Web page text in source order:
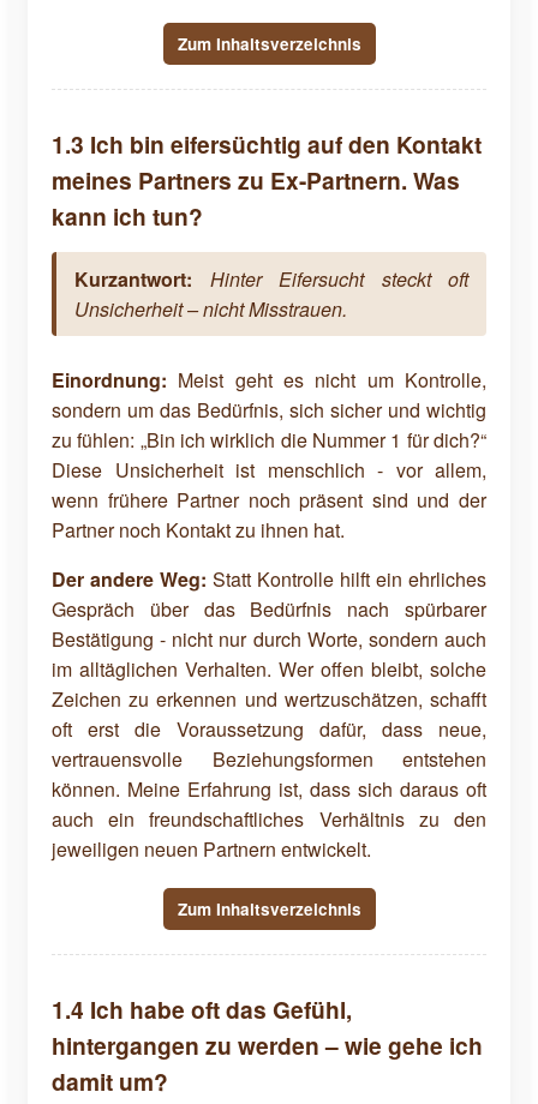
Zum Inhaltsverzeichnis
1.3 Ich bin eifersüchtig auf den Kontakt
meines Partners zu Ex-Partnern. Was
kann ich tun?
Kurzantwort: Hinter Eifersucht steckt oft
Unsicherheit – nicht Misstrauen.
Einordnung: Meist geht es nicht um Kontrolle,
sondern um das Bedürfnis, sich sicher und wichtig
zu fühlen: „Bin ich wirklich die Nummer 1 für dich?“
Diese Unsicherheit ist menschlich - vor allem,
wenn frühere Partner noch präsent sind und der
Partner noch Kontakt zu ihnen hat.
Der andere Weg: Statt Kontrolle hilft ein ehrliches
Gespräch über das Bedürfnis nach spürbarer
Bestätigung - nicht nur durch Worte, sondern auch
im alltäglichen Verhalten. Wer offen bleibt, solche
Zeichen zu erkennen und wertzuschätzen, schafft
oft erst die Voraussetzung dafür, dass neue,
vertrauensvolle Beziehungsformen entstehen
können. Meine Erfahrung ist, dass sich daraus oft
auch ein freundschaftliches Verhältnis zu den
jeweiligen neuen Partnern entwickelt.
Zum Inhaltsverzeichnis
1.4 Ich habe oft das Gefühl,
hintergangen zu werden – wie gehe ich
damit um?